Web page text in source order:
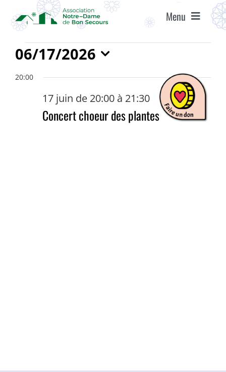
contenu
Menu
ACCUEIL
ASSOCIATION
ÉTABLISSEMENTS
Évènements
for
2026
06/17/2026
Sélectionnez
une
date.
20:00
Concert choeur des plantes
17 juin de 20:00 à 21:30